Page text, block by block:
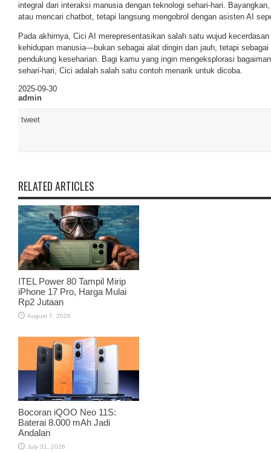
integral dari interaksi manusia dengan teknologi sehari-hari.
atau mencari chatbot, tetapi langsung mengobrol dengan asisten AI
Pada akhirnya, Cici AI merepresentasikan salah satu wujud
kehidupan manusia—bukan sebagai alat dingin dan jauh, tetapi
pendukung keseharian. Bagi kamu yang ingin mengeksplorasi
sehari-hari, Cici adalah salah satu contoh menarik untuk dicoba.
2025-09-30
admin
tweet
RELATED ARTICLES
ITEL Power 80 Tampil Mirip
iPhone 17 Pro, Harga Mulai
Rp2 Jutaan
August 7, 2026
Bocoran iQOO Neo 11S:
Baterai 8.000 mAh Jadi
Andalan
July 31, 2026